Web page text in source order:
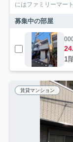
にはファミリーマー
募集中の部屋
1
賃貸マンション